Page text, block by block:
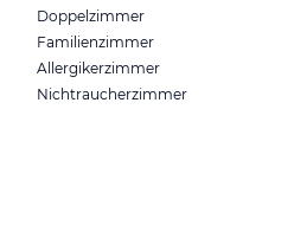
Doppelzimmer
Familienzimmer
Allergikerzimmer
Nichtraucherzimmer